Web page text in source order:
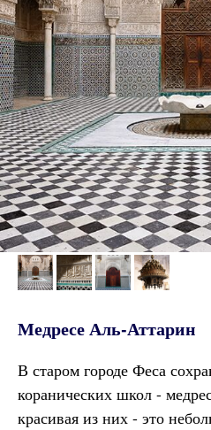
Медресе Аль-Аттарин
В старом городе Феса
коранических школ -
красивая из них - это